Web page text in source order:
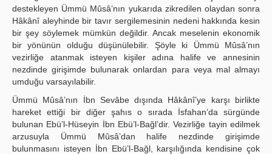
destekleyen Ümmü Mûsâ’nın yukarıda zikredilen olaydan sonra
Hâkânî aleyhinde bir tavır sergilemesinin nedeni hakkında kesin
bir şey söylemek mümkün değildir. Ancak meselenin ekonomik
bir yönünün olduğu düşünülebilir. Şöyle ki Ümmü Mûsâ’nın
vezirliğe atanmak isteyen kişiler adına halife ve annesinin
nezdinde girişimde bulunarak onlardan para veya mal almayı
umduğu varsayılabilir.
Ümmü Mûsâ’nın İbn Sevâbe dışında Hâkânî’ye karşı birlikte
hareket ettiği bir diğer şahıs o sırada İsfahan’da sürgünde
bulunan Ebü’l-Hüseyin İbn Ebü’l-Bağl’dir. Vezirliğe tayin edilmek
arzusuyla Ümmü Mûsâ’dan halife nezdinde girişimde
bulunmasını isteyen İbn Ebü’l-Bağl, karşılığında kendisine çok